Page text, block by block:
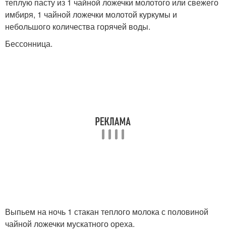
имбиря, 1 чайной ложечки молотой куркумы и
небольшого количества горячей воды.
Бессонница.
Выпьем на ночь 1 стакан теплого молока с половиной
чайной ложечки мускатного ореха.